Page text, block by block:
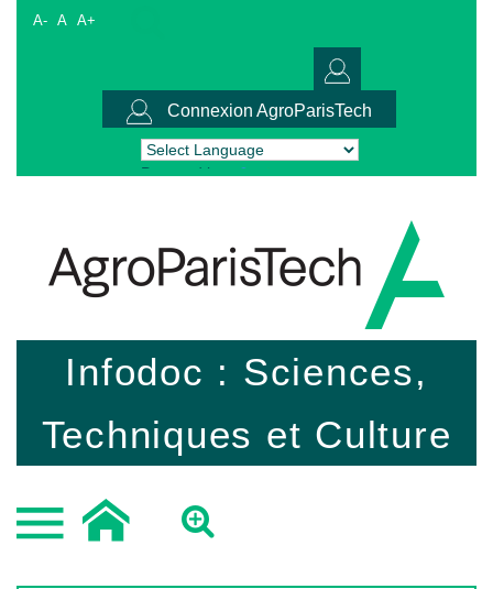
A- A A+
Connexion AgroParisTech
Powered by Translate
Infodoc : Sciences,
Techniques et Culture